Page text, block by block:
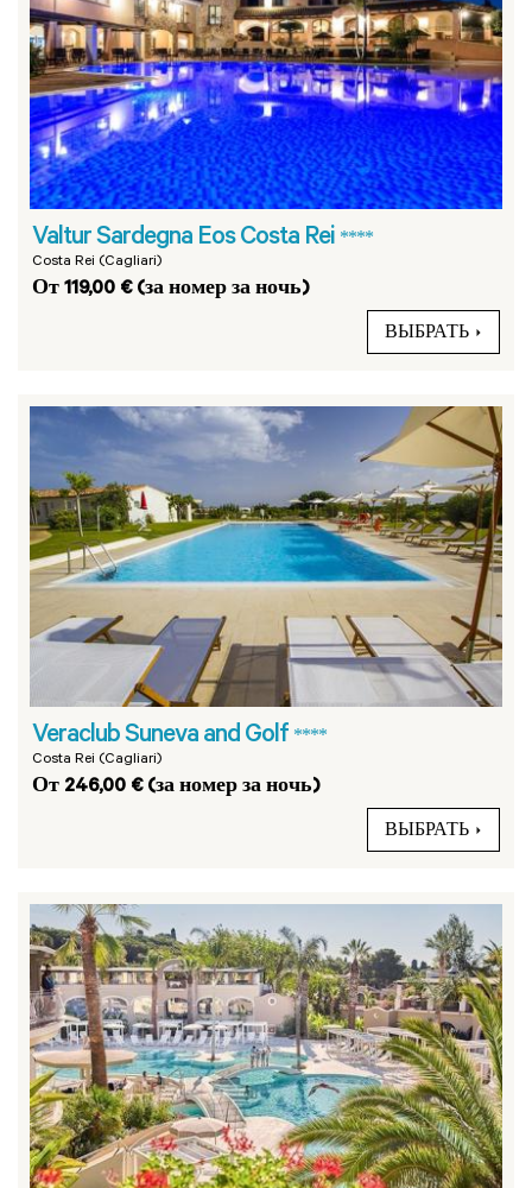
Valtur Sardegna Eos Costa Rei ****
Costa Rei (Cagliari)
От 119,00 € (за номер за ночь)
ВЫБРАТЬ
Veraclub Suneva and Golf ****
Costa Rei (Cagliari)
От 246,00 € (за номер за ночь)
ВЫБРАТЬ